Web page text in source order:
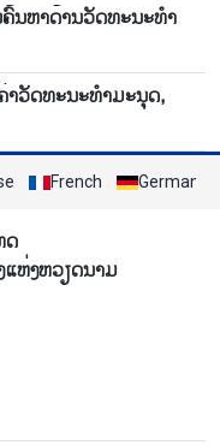
ຄົ້ນຫາດ້ານວັດທະນະທຳ
າວັດທະນະທຳມະນຸດ,
French German
ດ
ຫ່ງຫວຽດນາມ